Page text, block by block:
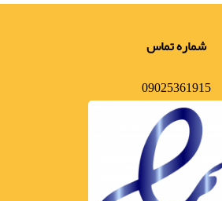
شماره تماس
09025361915